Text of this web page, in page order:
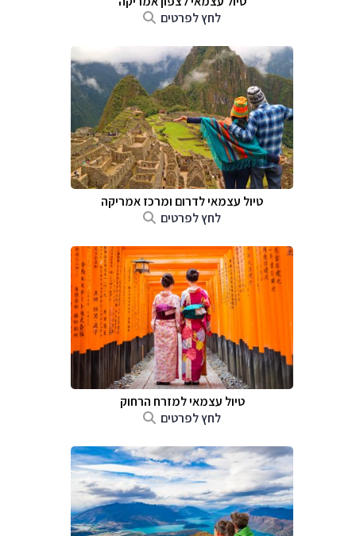
לחץ לפרטים
טיול עצמאי לדרום ומרכז אמריקה
לחץ לפרטים
טיול עצמאי למזרח הרחוק
לחץ לפרטים